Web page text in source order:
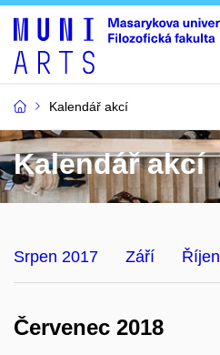
Kalendář akcí
Kalendář akcí
Srpen 2017 Září Říjen
Červenec 2018